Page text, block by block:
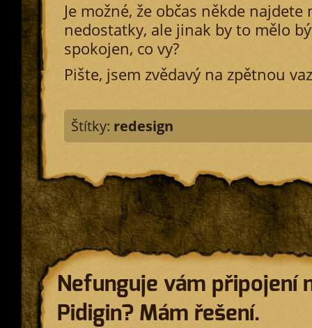
Je možné, že občas někde najdete
nedostatky, ale jinak by to mělo
spokojen, co vy?
Pište, jsem zvědavý na zpětnou
Štítky: redesign
Nefunguje vám připojení
Pidigin? Mám řešení.